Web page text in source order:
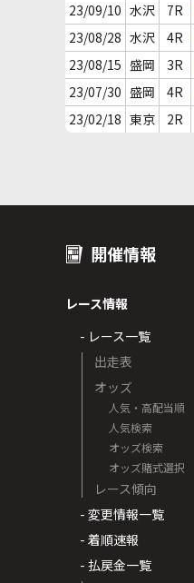
23/09/10 水沢 7R
23/08/28 水沢 4R
23/08/15 盛岡 3R
23/07/30 盛岡 4R
23/02/18 東京 2R
開催情報
レース情報
- レース一覧
出走表
オッズ
人気・高配当順
人気検索
オッズ検索
オッズ賭式選択
レース傾向
- 変更情報一覧
- 着順速報
- 払戻金一覧